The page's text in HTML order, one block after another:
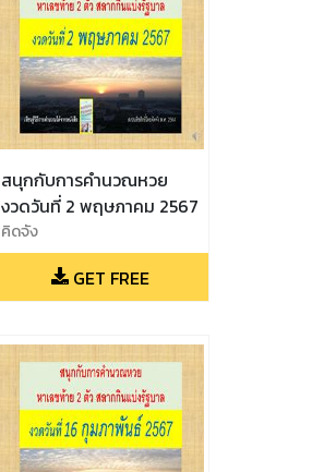
สนุกกับการคำนวณหวย
งวดวันที่ 2 พฤษภาคม 2567
คิดจัง
GET FREE